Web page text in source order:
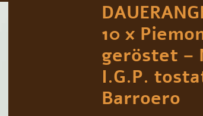
10 x
geröstet –
I.G.P.
Barroero
Piemont-
I.G.P.
geröstet
-
Nocciole
Piemonte
I.G.P.